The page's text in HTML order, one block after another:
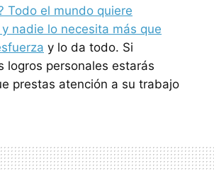
Todo el mundo quiere
nadie lo necesita más que
y lo da todo. Si
logros personales estarás
prestas atención a su trabajo